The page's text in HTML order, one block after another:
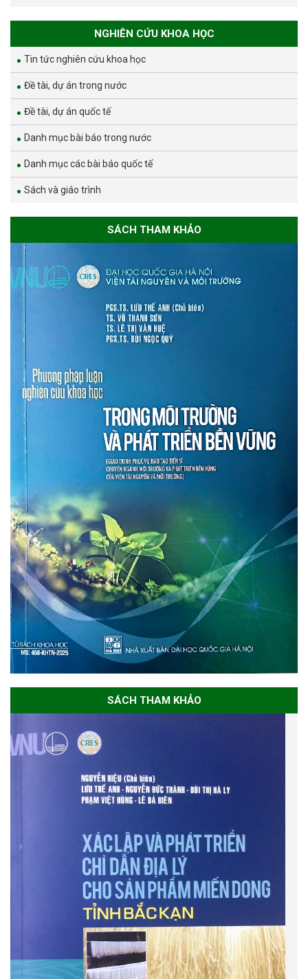
NGHIÊN CỨU KHOA HỌC
Tin tức nghiên cứu khoa học
Đề tài, dự án trong nước
Đề tài, dự án quốc tế
Danh mục bài báo trong nước
Danh mục các bài báo quốc tế
Sách và giáo trình
SÁCH THAM KHẢO
SÁCH THAM KHẢO